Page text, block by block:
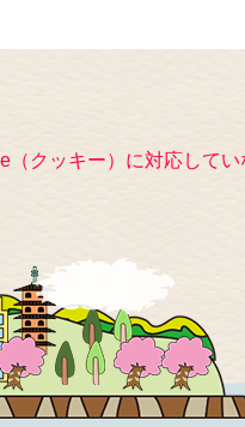
クッキー）に対応して